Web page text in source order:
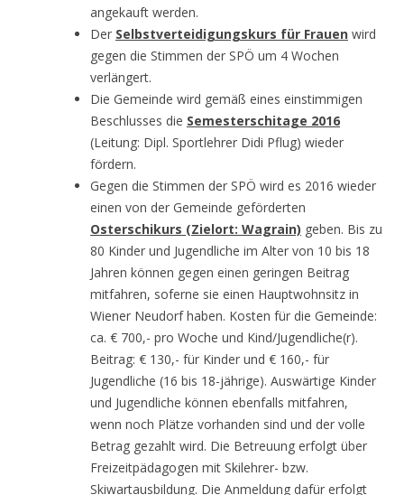
angekauft werden.
Der Selbstverteidigungskurs für Frauen wird
gegen die Stimmen der SPÖ um 4 Wochen
verlängert.
Die Gemeinde wird gemäß eines einstimmigen
Beschlusses die Semesterschitage 2016
(Leitung: Dipl. Sportlehrer Didi Pflug) wieder
fördern.
Gegen die Stimmen der SPÖ wird es 2016 wieder
einen von der Gemeinde geförderten
Osterschikurs (Zielort: Wagrain) geben. Bis zu
80 Kinder und Jugendliche im Alter von 10 bis 18
Jahren können gegen einen geringen Beitrag
mitfahren, soferne sie einen Hauptwohnsitz in
Wiener Neudorf haben. Kosten für die Gemeinde:
ca. € 700,- pro Woche und Kind/Jugendliche(r).
Beitrag: € 130,- für Kinder und € 160,- für
Jugendliche (16 bis 18-jährige). Auswärtige Kinder
und Jugendliche können ebenfalls mitfahren,
wenn noch Plätze vorhanden sind und der volle
Betrag gezahlt wird. Die Betreuung erfolgt über
Freizeitpädagogen mit Skilehrer- bzw.
Skiwartausbildung. Die Anmeldung dafür erfolgt